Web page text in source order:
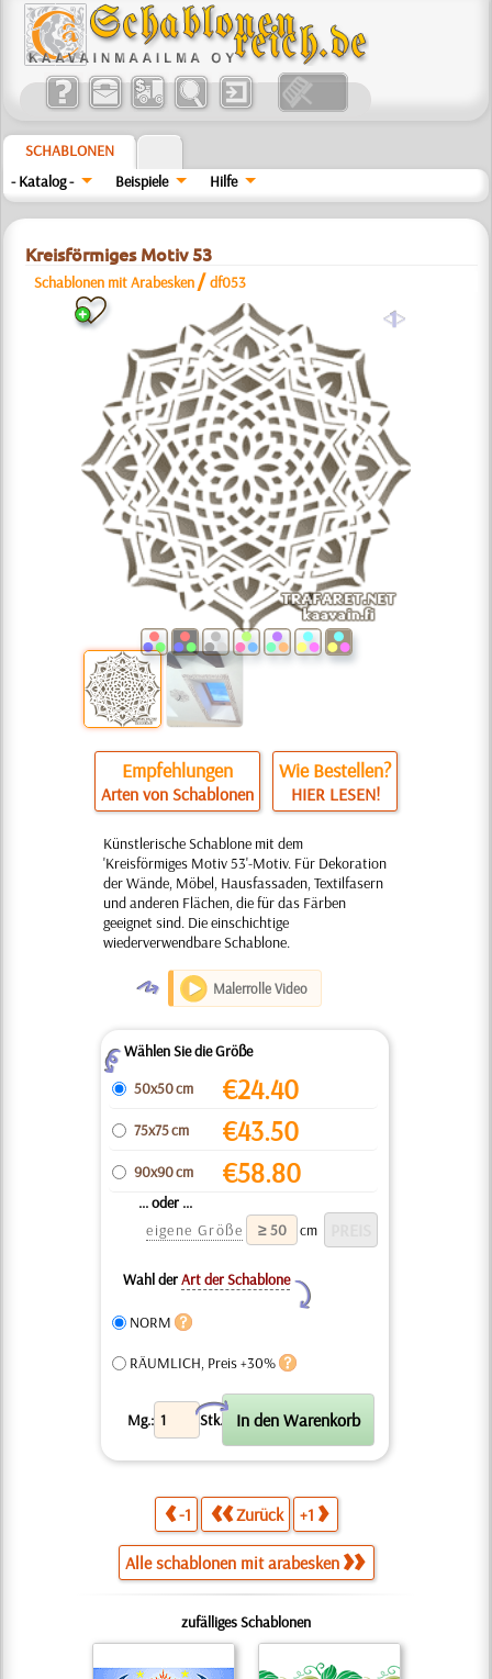
SCHABLONEN
- Katalog -
Beispiele Hilfe
Kreisförmiges Motiv 53
Schablonen mit Arabesken /df053
a
Empfehlungen
Arten von Schablonen
Wie Bestellen?
HIER LESEN!
Künstlerische Schablone mit dem
'Kreisförmiges Motiv 53'-Motiv. Für Dekoration
der Wände, Möbel, Hausfassaden, Textilfasern
und anderen Flächen, die für das Färben
geeignet sind. Die einschichtige
wiederverwendbare Schablone.
O Malerrolle Video
ZWählen Sie die Größe
50x50 cm
€24.40
75x75 cm €43.50
90x90 cm €58.80
... oder ...
eigene Größe
cm
Wahl derArt der Schablone
Y
NORM
RÄUMLICH, Preis +30%
Mg.: Stk.
X
-1 Zurück +1
Alle schablonen mit arabesken
zufälliges Schablonen